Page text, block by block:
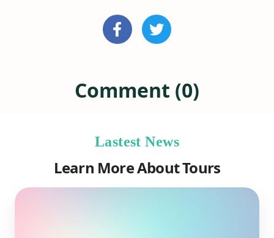
Comment (0)
Lastest News
Learn More About Tours